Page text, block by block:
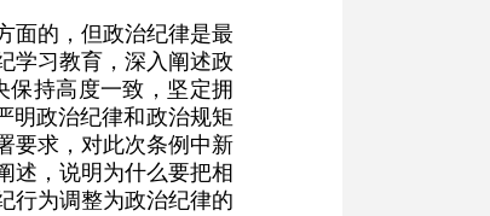
面的，但政治纪律是最
学习教育，深入阐述政
持高度一致，坚定拥
明政治纪律和政治规矩
要求，对此次条例中新
述，说明为什么要把相
行为调整为政治纪律的